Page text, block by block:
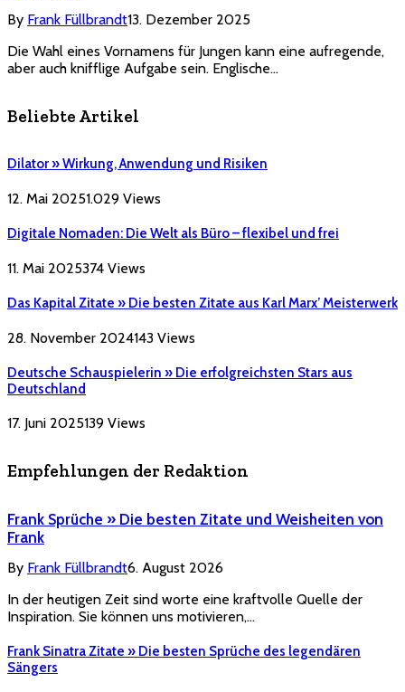
By Frank Füllbrandt13. Dezember 2025
Die Wahl eines Vornamens für Jungen kann eine aufregende,
aber auch knifflige Aufgabe sein. Englische…
Beliebte Artikel
Dilator » Wirkung, Anwendung und Risiken
12. Mai 20251.029 Views
Digitale Nomaden: Die Welt als Büro – flexibel und frei
11. Mai 2025374 Views
Das Kapital Zitate » Die besten Zitate aus Karl Marx’ Meisterwerk
28. November 2024143 Views
Deutsche Schauspielerin » Die erfolgreichsten Stars aus
Deutschland
17. Juni 2025139 Views
Empfehlungen der Redaktion
Frank Sprüche » Die besten Zitate und Weisheiten von
Frank
By Frank Füllbrandt6. August 2026
In der heutigen Zeit sind worte eine kraftvolle Quelle der
Inspiration. Sie können uns motivieren,…
Frank Sinatra Zitate » Die besten Sprüche des legendären
Sängers